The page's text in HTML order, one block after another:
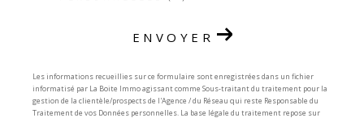
ENVOYER
Les informations recueillies sur ce formulaire sont enregistrées dans un fichier
informatisé par La Boite Immo agissant comme Sous-traitant du traitement pour la
gestion de la clientèle/prospects de l'Agence / du Réseau qui reste Responsable du
Traitement de vos Données personnelles. La base légale du traitement repose sur